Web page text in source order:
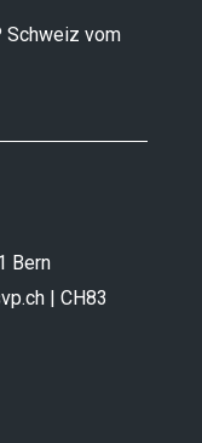
Schweiz vom
Bern
| CH83